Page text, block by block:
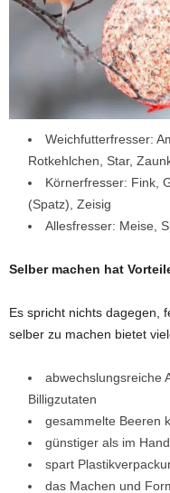
Weichfutterfresser:
Rotkehlchen, Star,
Körnerfresser: Fink,
(Spatz), Zeisig
Allesfresser: Meise,
Selber machen hat
Es spricht nichts dagegen,
selber zu machen bietet
abwechslungsreiche
Billigzutaten
gesammelte Beeren
günstiger als im
spart
das Machen und